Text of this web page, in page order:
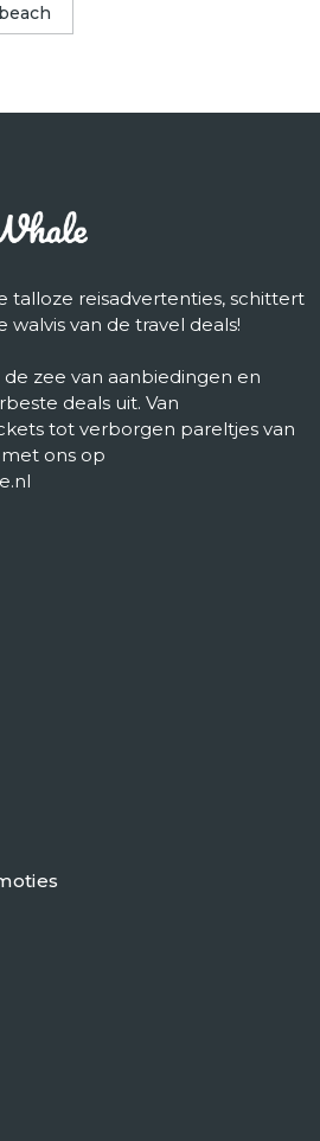
beach
talloze reisadvertenties, schittert
walvis van de travel deals!
zee van aanbiedingen en
deals uit. Van
tot verborgen pareltjes van
ons op